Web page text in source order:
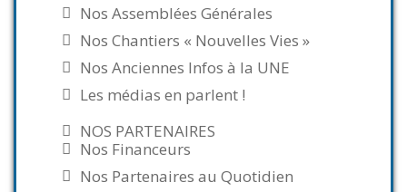
Nos Assemblées Générales
Nos Chantiers « Nouvelles Vies »
Nos Anciennes Infos à la UNE
Les médias en parlent !
NOS PARTENAIRES
Nos Financeurs
Nos Partenaires au Quotidien